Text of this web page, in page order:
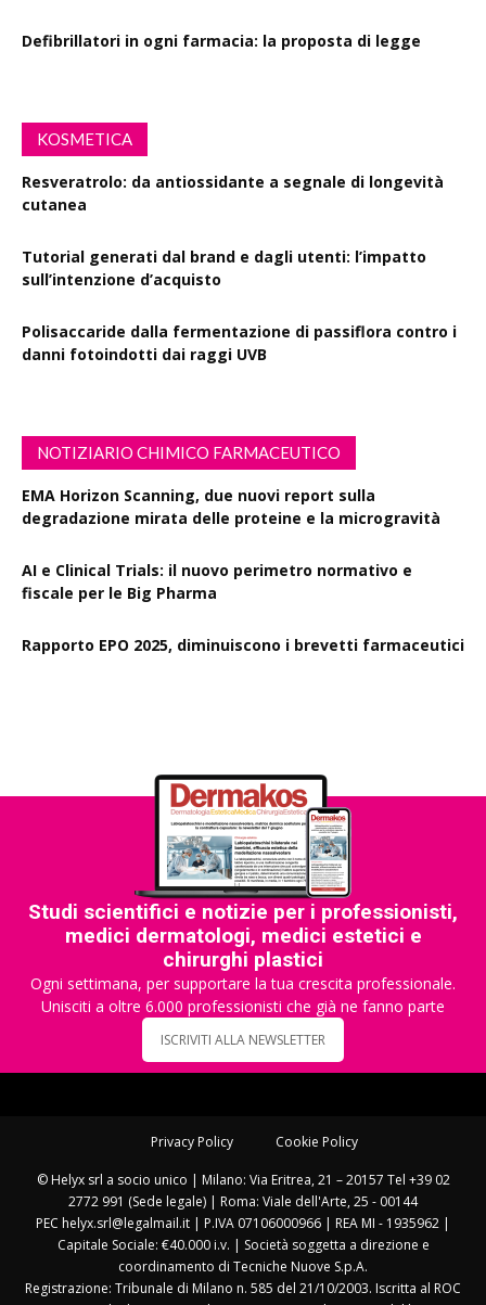
Defibrillatori in ogni farmacia: la proposta di legge
KOSMETICA
Resveratrolo: da antiossidante a segnale di longevità
cutanea
Tutorial generati dal brand e dagli utenti: l’impatto
sull’intenzione d’acquisto
Polisaccaride dalla fermentazione di passiflora contro i
danni fotoindotti dai raggi UVB
NOTIZIARIO CHIMICO FARMACEUTICO
EMA Horizon Scanning, due nuovi report sulla
degradazione mirata delle proteine e la microgravità
AI e Clinical Trials: il nuovo perimetro normativo e
fiscale per le Big Pharma
Rapporto EPO 2025, diminuiscono i brevetti farmaceutici
Studi scientifici e notizie per i professionisti,
medici dermatologi, medici estetici e
chirurghi plastici
Ogni settimana, per supportare la tua crescita professionale.
Unisciti a oltre 6.000 professionisti che già ne fanno parte
ISCRIVITI ALLA NEWSLETTER
Privacy Policy Cookie Policy
© Helyx srl a socio unico | Milano: Via Eritrea, 21 – 20157 Tel +39 02
2772 991 (Sede legale) | Roma: Viale dell'Arte, 25 - 00144
PEC helyx.srl@legalmail.it | P.IVA 07106000966 | REA MI - 1935962 |
Capitale Sociale: €40.000 i.v. | Società soggetta a direzione e
coordinamento di Tecniche Nuove S.p.A.
Registrazione: Tribunale di Milano n. 585 del 21/10/2003. Iscritta al ROC